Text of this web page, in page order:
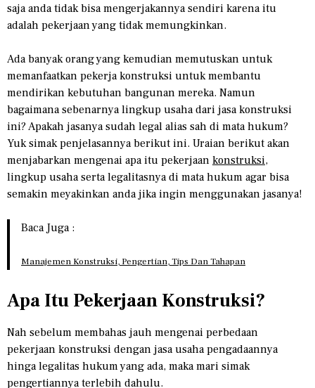
saja anda tidak bisa mengerjakannya sendiri karena itu
adalah pekerjaan yang tidak memungkinkan.
Ada banyak orang yang kemudian memutuskan untuk
memanfaatkan pekerja konstruksi untuk membantu
mendirikan kebutuhan bangunan mereka. Namun
bagaimana sebenarnya lingkup usaha dari jasa konstruksi
ini? Apakah jasanya sudah legal alias sah di mata hukum?
Yuk simak penjelasannya berikut ini. Uraian berikut akan
menjabarkan mengenai apa itu pekerjaan konstruksi,
lingkup usaha serta legalitasnya di mata hukum agar bisa
semakin meyakinkan anda jika ingin menggunakan jasanya!
Baca Juga :
Manajemen Konstruksi, Pengertian, Tips Dan Tahapan
Apa Itu Pekerjaan Konstruksi?
Nah sebelum membahas jauh mengenai perbedaan
pekerjaan konstruksi dengan jasa usaha pengadaannya
hinga legalitas hukum yang ada, maka mari simak
pengertiannya terlebih dahulu.